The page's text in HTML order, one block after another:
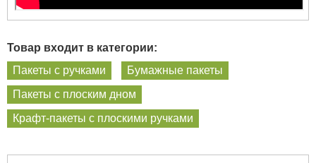
Товар входит в категории:
Пакеты с ручками
Бумажные пакеты
Пакеты с плоским дном
Крафт-пакеты с плоскими ручками